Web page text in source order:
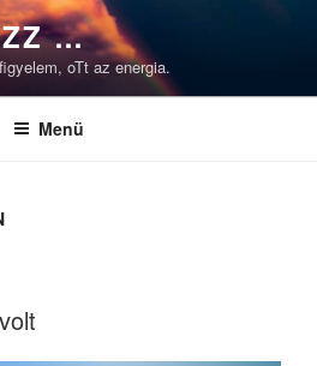
…
oTt az energia.
Menü